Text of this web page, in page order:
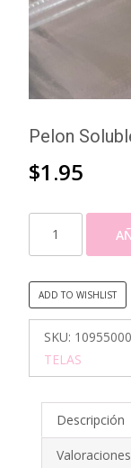
Pelon
$1.95
yarda
cantidad
ADD TO WISHLIST
SKU:
TELAS
Descripción